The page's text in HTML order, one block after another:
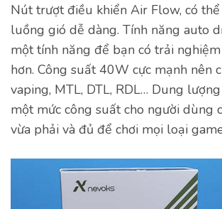
Nút trượt điều khiển Air Flow, có
luồng gió dễ dàng. Tính năng auto
một tính năng để bạn có trải
hơn. Công suất 40W cực mạnh nên
vaping, MTL, DTL, RDL… Dung
một mức công suất cho người dùng
vừa phải và đủ để chơi mọi loại